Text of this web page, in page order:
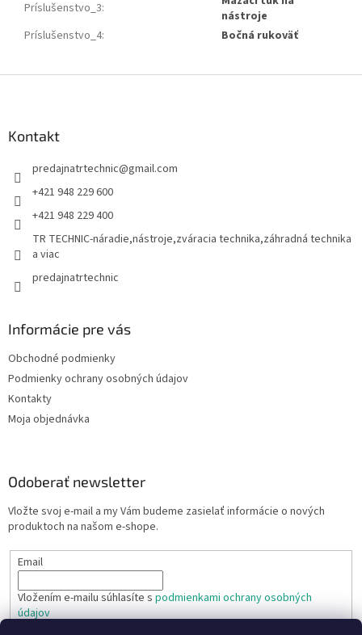
Príslušenstvo_3:
nástroje
Príslušenstvo_4: Bočná rukoväť
Kontakt
predajnatrtechnic@gmail.com
+421 948 229 600
+421 948 229 400
TR TECHNIC-náradie,nástroje,zváracia technika,záhradná technika
a viac
predajnatrtechnic
Informácie pre vás
Obchodné podmienky
Podmienky ochrany osobných údajov
Kontakty
Moja objednávka
Odoberať newsletter
Vložte svoj e-mail a my Vám budeme zasielať informácie o nových
produktoch na našom e-shope.
Email
Vložením e-mailu súhlasíte s podmienkami ochrany osobných
údajov